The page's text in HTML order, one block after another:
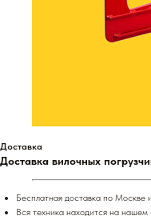
Доставка
Доставка вилочных
Бесплатная доставка по
Вся техника находится на нашем